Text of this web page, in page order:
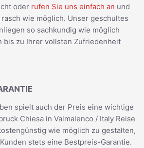
oder rufen Sie uns einfach an und
wie möglich. Unser geschultes
so sachkundig wie möglich
bis zu Ihrer vollsten Zufriedenheit
spielt auch der Preis eine wichtige
Chiesa in Valmalenco / Italy Reise
wie möglich zu gestalten,
stets eine Bestpreis-Garantie.